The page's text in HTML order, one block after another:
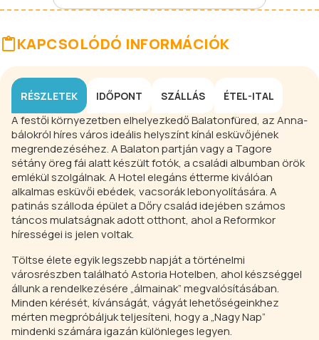
KAPCSOLÓDÓ INFORMÁCIÓK
RÉSZLETEK IDŐPONT SZÁLLÁS ÉTEL-ITAL
A festői környezetben elhelyezkedő Balatonfüred, az Anna-
bálokról híres város ideális helyszínt kínál esküvőjének
megrendezéséhez. A Balaton partján vagy a Tagore
sétány öreg fái alatt készült fotók, a családi albumban örök
emlékül szolgálnak. A Hotel elegáns étterme kiválóan
alkalmas esküvői ebédek, vacsorák lebonyolítására. A
patinás szálloda épület a Dőry család idejében számos
táncos mulatságnak adott otthont, ahol a Reformkor
hírességei is jelen voltak.
Töltse élete egyik legszebb napját a történelmi
városrészben található Astoria Hotelben, ahol készséggel
állunk a rendelkezésére „álmainak” megvalósításában.
Minden kérését, kívánságát, vágyát lehetőségeinkhez
mérten megpróbáljuk teljesíteni, hogy a „Nagy Nap”
mindenki számára igazán különleges legyen.